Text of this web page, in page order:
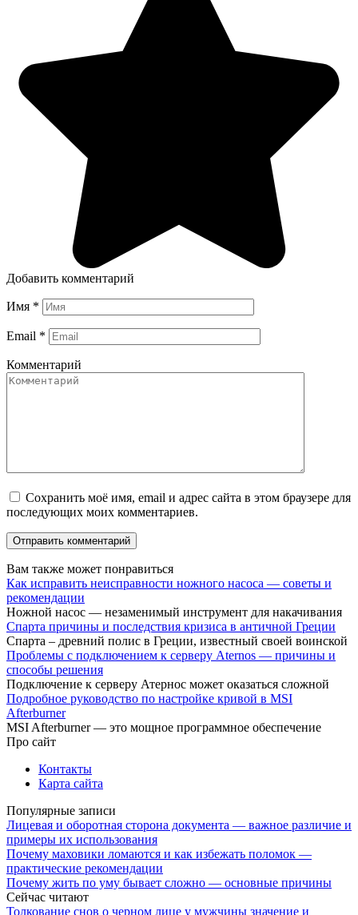
Добавить комментарий
Имя *
Email *
Комментарий
Сохранить моё имя, email и адрес сайта в этом браузере для
последующих моих комментариев.
Вам также может понравиться
Как исправить неисправности ножного насоса — советы и
рекомендации
Ножной насос — незаменимый инструмент для накачивания
Спарта причины и последствия кризиса в античной Греции
Спарта – древний полис в Греции, известный своей воинской
Проблемы с подключением к серверу Aternos — причины и
способы решения
Подключение к серверу Атернос может оказаться сложной
Подробное руководство по настройке кривой в MSI
Afterburner
MSI Afterburner — это мощное программное обеспечение
Про сайт
Контакты
Карта сайта
Популярные записи
Лицевая и оборотная сторона документа — важное различие и
примеры их использования
Почему маховики ломаются и как избежать поломок —
практические рекомендации
Почему жить по уму бывает сложно — основные причины
Сейчас читают
Толкование снов о черном лице у мужчины значение и